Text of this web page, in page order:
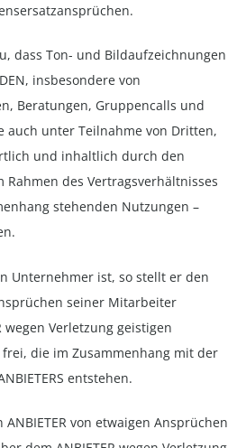
dass Ton- und Bildaufzeichnungen
insbesondere von
Beratungen, Gruppencalls und
auch unter Teilnahme von Dritten,
und inhaltlich durch den
Rahmen des Vertragsverhältnisses
stehenden Nutzungen –
Unternehmer ist, so stellt er den
seiner Mitarbeiter
wegen Verletzung geistigen
die im Zusammenhang mit der
entstehen.
ANBIETER von etwaigen Ansprüchen